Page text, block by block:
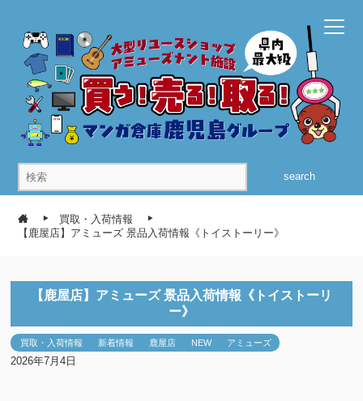
search
買取・入荷情報
【鹿屋店】アミューズ 景品入荷情報《トイストーリー》
【鹿屋店】アミューズ 景品入荷情報《トイストーリ
ー》
買取・入荷情報 新着情報 鹿屋店 NEW アミューズ
2026年7月4日